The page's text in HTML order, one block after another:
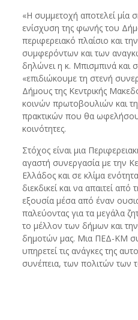
«Η συμμετοχή αποτελεί μία
ενίσχυση της φωνής του
περιφερειακό πλαίσιο και
συμφερόντων και των
δηλώνει η κ. Μπισμπινά και
«επιδιώκουμε τη στενή
Δήμους της Κεντρικής
κοινών πρωτοβουλιών και
πρακτικών που θα
κοινότητες.
Στόχος είναι μια
αγαστή συνεργασία με την
Ελλάδος και σε κλίμα
διεκδικεί και να απαιτεί από
εξουσία μέσα από έναν
παλεύοντας για τα μεγάλα
το μέλλον των δήμων και
δημοτών μας. Μια ΠΕΔ-ΚΜ
υπηρετεί τις ανάγκες της
συνέπεια, των πολιτών των